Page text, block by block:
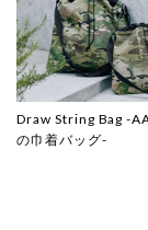
Draw String Bag -
の巾着バッグ-